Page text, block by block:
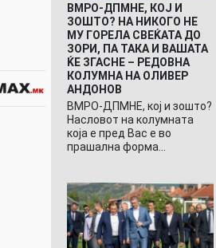
ВМРО-ДПМНЕ, КОЈ И
ЗОШТО? НА НИКОГО НЕ
МУ ГОРЕЛА СВЕЌАТА ДО
ЗОРИ, ПА ТАКА И ВАШАТА
ЌЕ ЗГАСНЕ – РЕДОВНА
КОЛУМНА НА ОЛИВЕР
АНДОНОВ
ВМРО-ДПМНЕ, кој и зошто?
Насловот на колумната
која е пред Вас е во
прашална форма…